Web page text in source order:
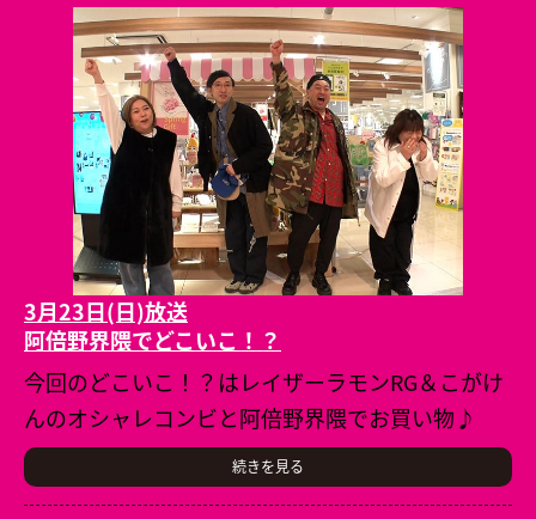
3月23日(日)放送
阿倍野界隈でどこいこ！？
今回のどこいこ！？はレイザーラモンRG＆こがけ
んのオシャレコンビと阿倍野界隈でお買い物♪
続きを見る